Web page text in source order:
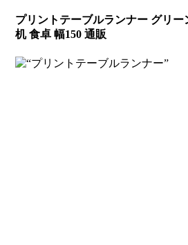
プリントテーブルランナー グリー
机 食卓 幅150 通販